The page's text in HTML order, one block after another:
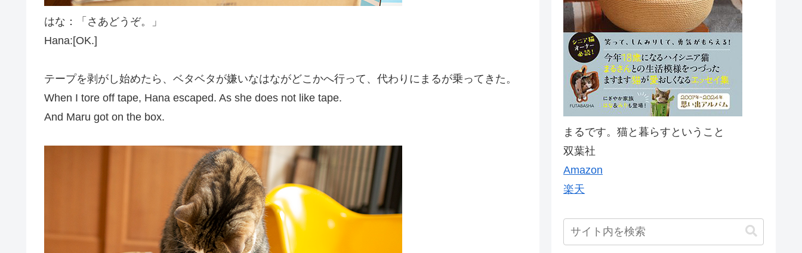
はな：「さあどうぞ。」
Hana:[OK.]
テープを剥がし始めたら、ベタベタが嫌いなはながどこかへ行って、代わりにまるが乗ってきた。
When I tore off tape, Hana escaped. As she does not like tape.
And Maru got on the box.
まるです。猫と暮らすということ
双葉社
Amazon
楽天